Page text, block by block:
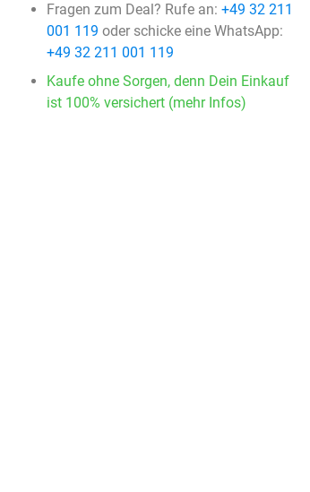
Fragen zum Deal? Rufe an: +49 32 211
001 119 oder schicke eine WhatsApp:
+49 32 211 001 119
Kaufe ohne Sorgen, denn Dein Einkauf
ist 100% versichert (mehr Infos)